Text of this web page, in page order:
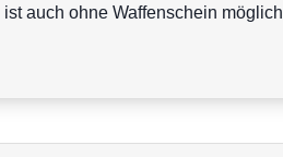
auch ohne Waffenschein möglich